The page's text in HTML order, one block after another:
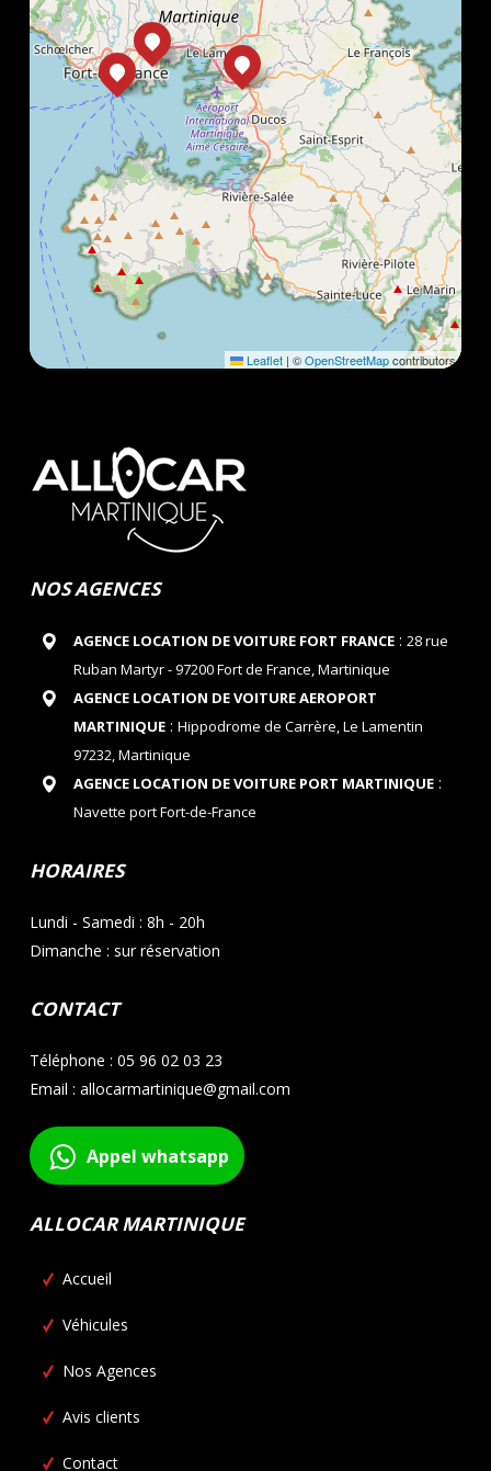
Leaflet | ©OpenStreetMapcontributors
NOS AGENCES
AGENCE LOCATION DE VOITURE FORT FRANCE: 28 rue
Ruban Martyr - 97200 Fort de France, Martinique
AGENCE LOCATION DE VOITURE AEROPORT
MARTINIQUE: Hippodrome de Carrère, Le Lamentin
97232, Martinique
AGENCE LOCATION DE VOITURE PORT MARTINIQUE:
Navette port Fort-de-France
HORAIRES
Lundi - Samedi : 8h - 20h
Dimanche : sur réservation
CONTACT
Téléphone : 05 96 02 03 23
Email : allocarmartinique@gmail.com
Appel whatsapp
ALLOCAR MARTINIQUE
Accueil
Véhicules
Nos Agences
Avis clients
Contact